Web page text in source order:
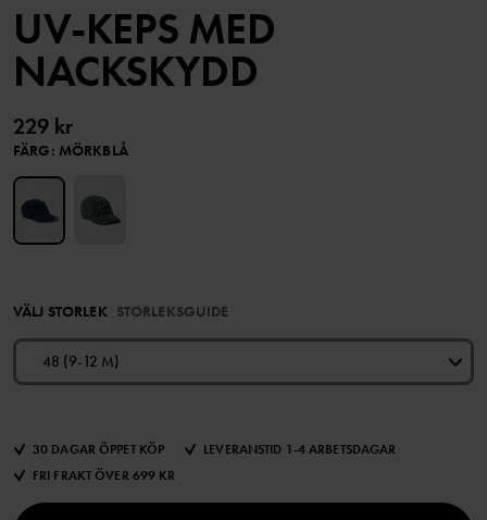
UV-KEPS MED
NACKSKYDD
229 kr
FÄRG: MÖRKBLÅ
VÄLJ STORLEK STORLEKSGUIDE
48 (9-12 M)
30 DAGAR ÖPPET KÖP
LEVERANSTID 1-4 ARBETSDAGAR
FRI FRAKT ÖVER 699 KR